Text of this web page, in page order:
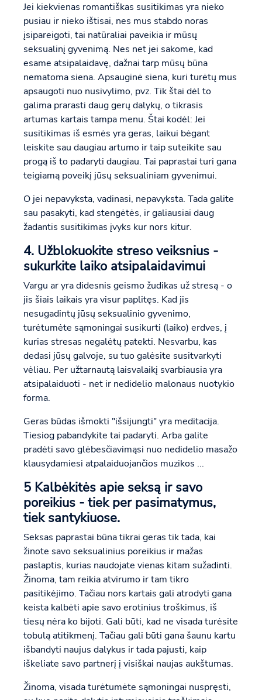
Jei kiekvienas romantiškas susitikimas yra nieko
pusiau ir nieko ištisai, nes mus stabdo noras
įsipareigoti, tai natūraliai paveikia ir mūsų
seksualinį gyvenimą. Nes net jei sakome, kad
esame atsipalaidavę, dažnai tarp mūsų būna
nematoma siena. Apsauginė siena, kuri turėtų mus
apsaugoti nuo nusivylimo, pvz. Tik štai dėl to
galima prarasti daug gerų dalykų, o tikrasis
artumas kartais tampa menu. Štai kodėl: Jei
susitikimas iš esmės yra geras, laikui bėgant
leiskite sau daugiau artumo ir taip suteikite sau
progą iš to padaryti daugiau. Tai paprastai turi gana
teigiamą poveikį jūsų seksualiniam gyvenimui.
O jei nepavyksta, vadinasi, nepavyksta. Tada galite
sau pasakyti, kad stengėtės, ir galiausiai daug
žadantis susitikimas įvyks kur nors kitur.
4. Užblokuokite streso veiksnius -
sukurkite laiko atsipalaidavimui
Vargu ar yra didesnis geismo žudikas už stresą - o
jis šiais laikais yra visur paplitęs. Kad jis
nesugadintų jūsų seksualinio gyvenimo,
turėtumėte sąmoningai susikurti (laiko) erdves, į
kurias stresas negalėtų patekti. Nesvarbu, kas
dedasi jūsų galvoje, su tuo galėsite susitvarkyti
vėliau. Per užtarnautą laisvalaikį svarbiausia yra
atsipalaiduoti - net ir nedidelio malonaus nuotykio
forma.
Geras būdas išmokti "išsijungti" yra meditacija.
Tiesiog pabandykite tai padaryti. Arba galite
pradėti savo glėbesčiavimąsi nuo nedidelio masažo
klausydamiesi atpalaiduojančios muzikos ...
5 Kalbėkitės apie seksą ir savo
poreikius - tiek per pasimatymus,
tiek santykiuose.
Seksas paprastai būna tikrai geras tik tada, kai
žinote savo seksualinius poreikius ir mažas
paslaptis, kurias naudojate vienas kitam sužadinti.
Žinoma, tam reikia atvirumo ir tam tikro
pasitikėjimo. Tačiau nors kartais gali atrodyti gana
keista kalbėti apie savo erotinius troškimus, iš
tiesų nėra ko bijoti. Gali būti, kad ne visada turėsite
tobulą atitikmenį. Tačiau gali būti gana šaunu kartu
išbandyti naujus dalykus ir tada pajusti, kaip
iškeliate savo partnerį į visiškai naujas aukštumas.
Žinoma, visada turėtumėte sąmoningai nuspręsti,